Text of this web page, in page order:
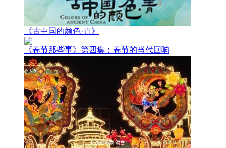
《古中国的颜色·青》
《春节那些事》第四集：春节的当代回响